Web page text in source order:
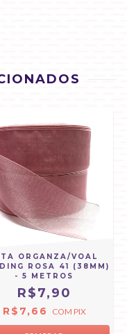
ORGANZA/VOAL
ROSA 41 (38MM)
- 5 METROS
R$7,90
R$7,66 COM PIX